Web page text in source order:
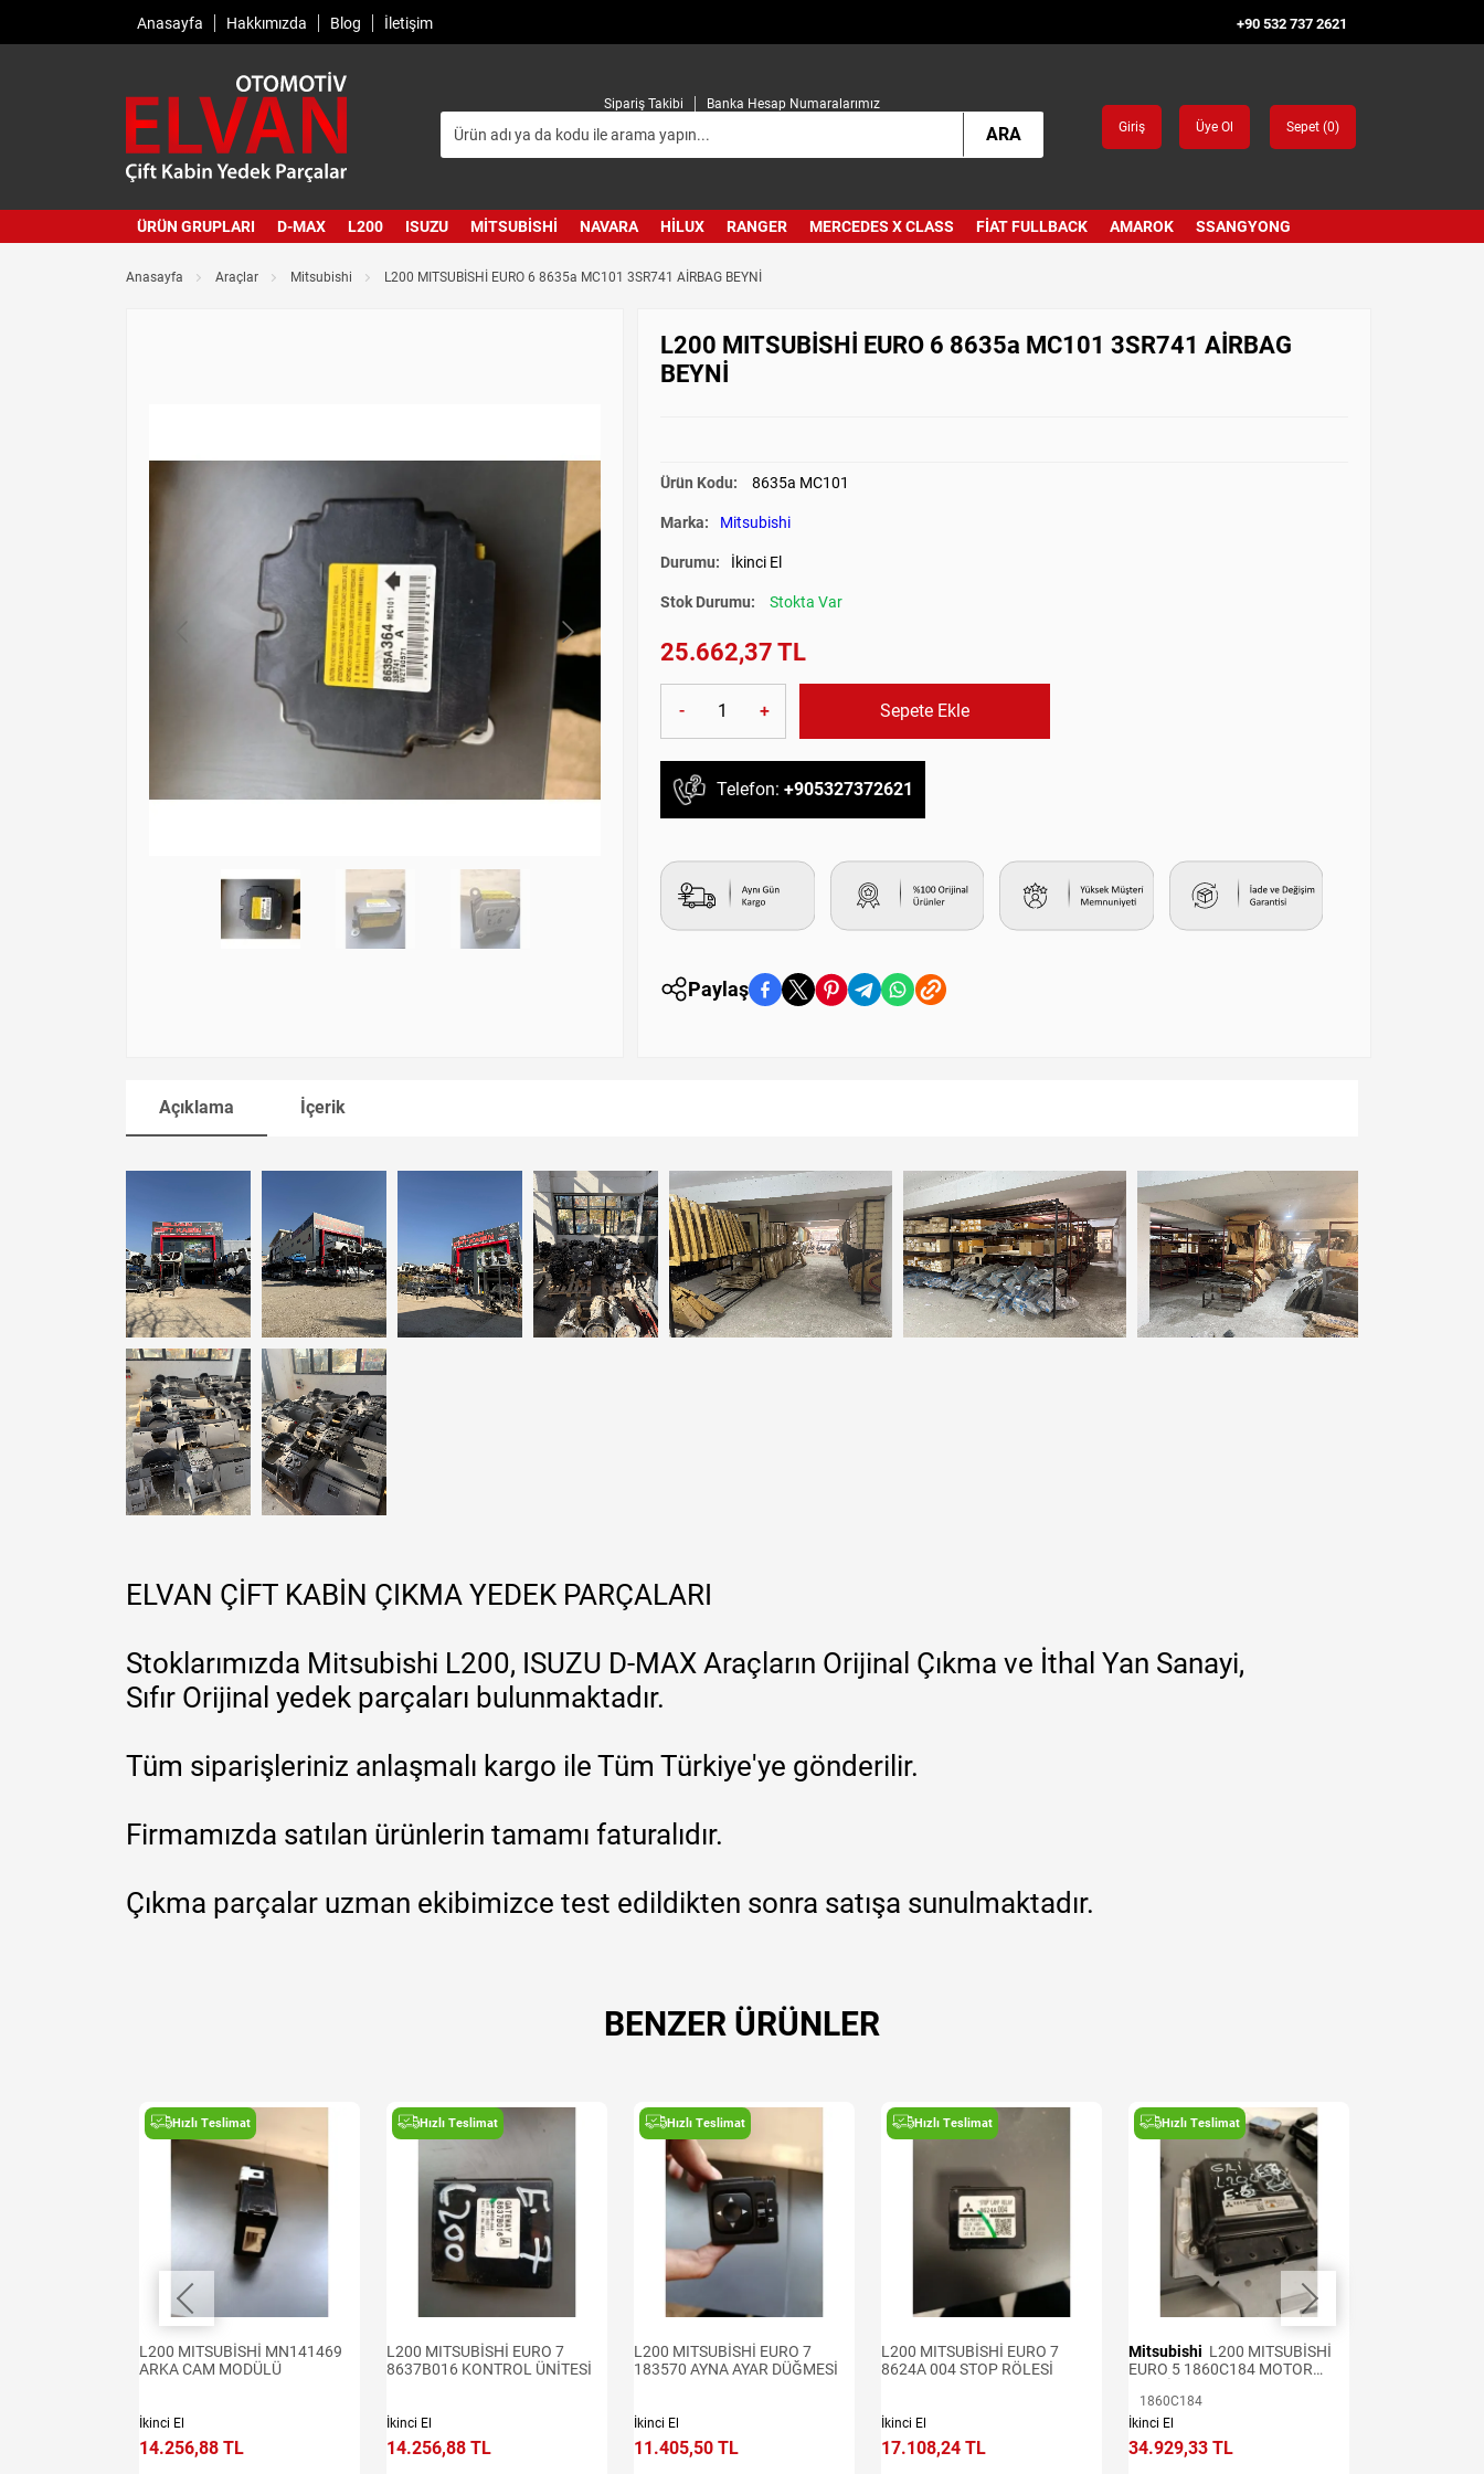
Anasayfa Hakkımızda Blog İletişim +90 532 737 2621
Sipariş Takibi Banka Hesap Numaralarımız
ARA Giriş Üye Ol Sepet (0)
ÜRÜN GRUPLARI D-MAX L200 ISUZU MITSUBISHI NAVARA HILUX RANGER MERCEDES X CLASS FIAT FULLBACK AMAROK SSANGYONG
Anasayfa Araçlar Mitsubishi L200 MITSUBİSHİ EURO 6 8635a MC101 3SR741 AİRBAG BEYNİ
L200 MITSUBİSHİ EURO 6 8635a MC101 3SR741 AİRBAG
BEYNİ
Ürün Kodu: 8635a MC101
Marka: Mitsubishi
Durumu: İkinci El
Stok Durumu: Stokta Var
25.662,37 TL
- + Sepete Ekle
Telefon: +905327372621
Paylaş
Açıklama İçerik
ELVAN ÇİFT KABİN ÇIKMA YEDEK PARÇALARI
Stoklarımızda Mitsubishi L200, ISUZU D-MAX Araçların Orijinal Çıkma ve İthal Yan Sanayi,
Sıfır Orijinal yedek parçaları bulunmaktadır.
Tüm siparişleriniz anlaşmalı kargo ile Tüm Türkiye'ye gönderilir.
Firmamızda satılan ürünlerin tamamı faturalıdır.
Çıkma parçalar uzman ekibimizce test edildikten sonra satışa sunulmaktadır.
BENZER ÜRÜNLER
Hızlı Teslimat
L200 MITSUBİSHİ MN141469
ARKA CAM MODÜLÜ
İkinci El
14.256,88 TL
Hızlı Teslimat
L200 MITSUBİSHİ EURO 7
8637B016 KONTROL ÜNİTESİ
İkinci El
14.256,88 TL
Hızlı Teslimat
L200 MITSUBİSHİ EURO 7
183570 AYNA AYAR DÜĞMESİ
İkinci El
11.405,50 TL
Hızlı Teslimat
L200 MITSUBİSHİ EURO 7
8624A 004 STOP RÖLESİ
İkinci El
17.108,24 TL
Hızlı Teslimat
Mitsubishi
EURO 5 1860C184 MOTOR
1860C184
İkinci El
34.929,33 TL